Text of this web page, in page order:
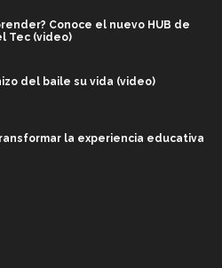
Conoce el nuevo HUB de
Tec (video)
del baile su vida (video)
la experiencia educativa